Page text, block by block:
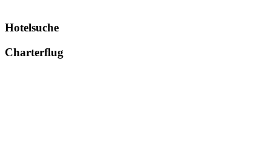
Hotelsuche
Charterflug